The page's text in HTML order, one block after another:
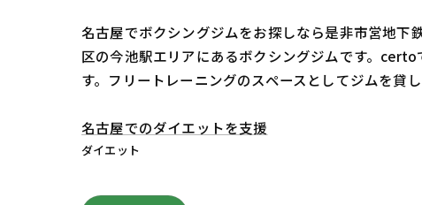
名古屋でボクシングジムをお探しなら是非市営地
区の今池駅エリアにあるボクシングジムです。
す。フリートレーニングのスペースとしてジムを貸
名古屋でのダイエットを支援
ダイエット